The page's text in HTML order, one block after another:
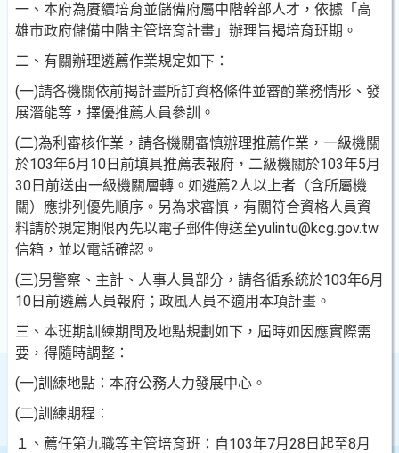
一、本府為賡續培育並儲備府屬中階幹部人才，依據「高
雄市政府儲備中階主管培育計畫」辦理旨揭培育班期。
二、有關辦理遴薦作業規定如下：
(一)請各機關依前揭計畫所訂資格條件並審酌業務情形、發
展潛能等，擇優推薦人員參訓。
(二)為利審核作業，請各機關審慎辦理推薦作業，一級機關
於103年6月10日前填具推薦表報府，二級機關於103年5月
30日前送由一級機關層轉。如遴薦2人以上者（含所屬機
關）應排列優先順序。另為求審慎，有關符合資格人員資
料請於規定期限內先以電子郵件傳送至yulintu@kcg.gov.tw
信箱，並以電話確認。
(三)另警察、主計、人事人員部分，請各循系統於103年6月
10日前遴薦人員報府；政風人員不適用本項計畫。
三、本班期訓練期間及地點規劃如下，屆時如因應實際需
要，得隨時調整：
(一)訓練地點：本府公務人力發展中心。
(二)訓練期程：
１、薦任第九職等主管培育班：自103年7月28日起至8月